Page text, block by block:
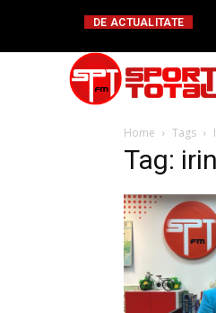
DE ACTUALITATE
Home Tags
Tag: